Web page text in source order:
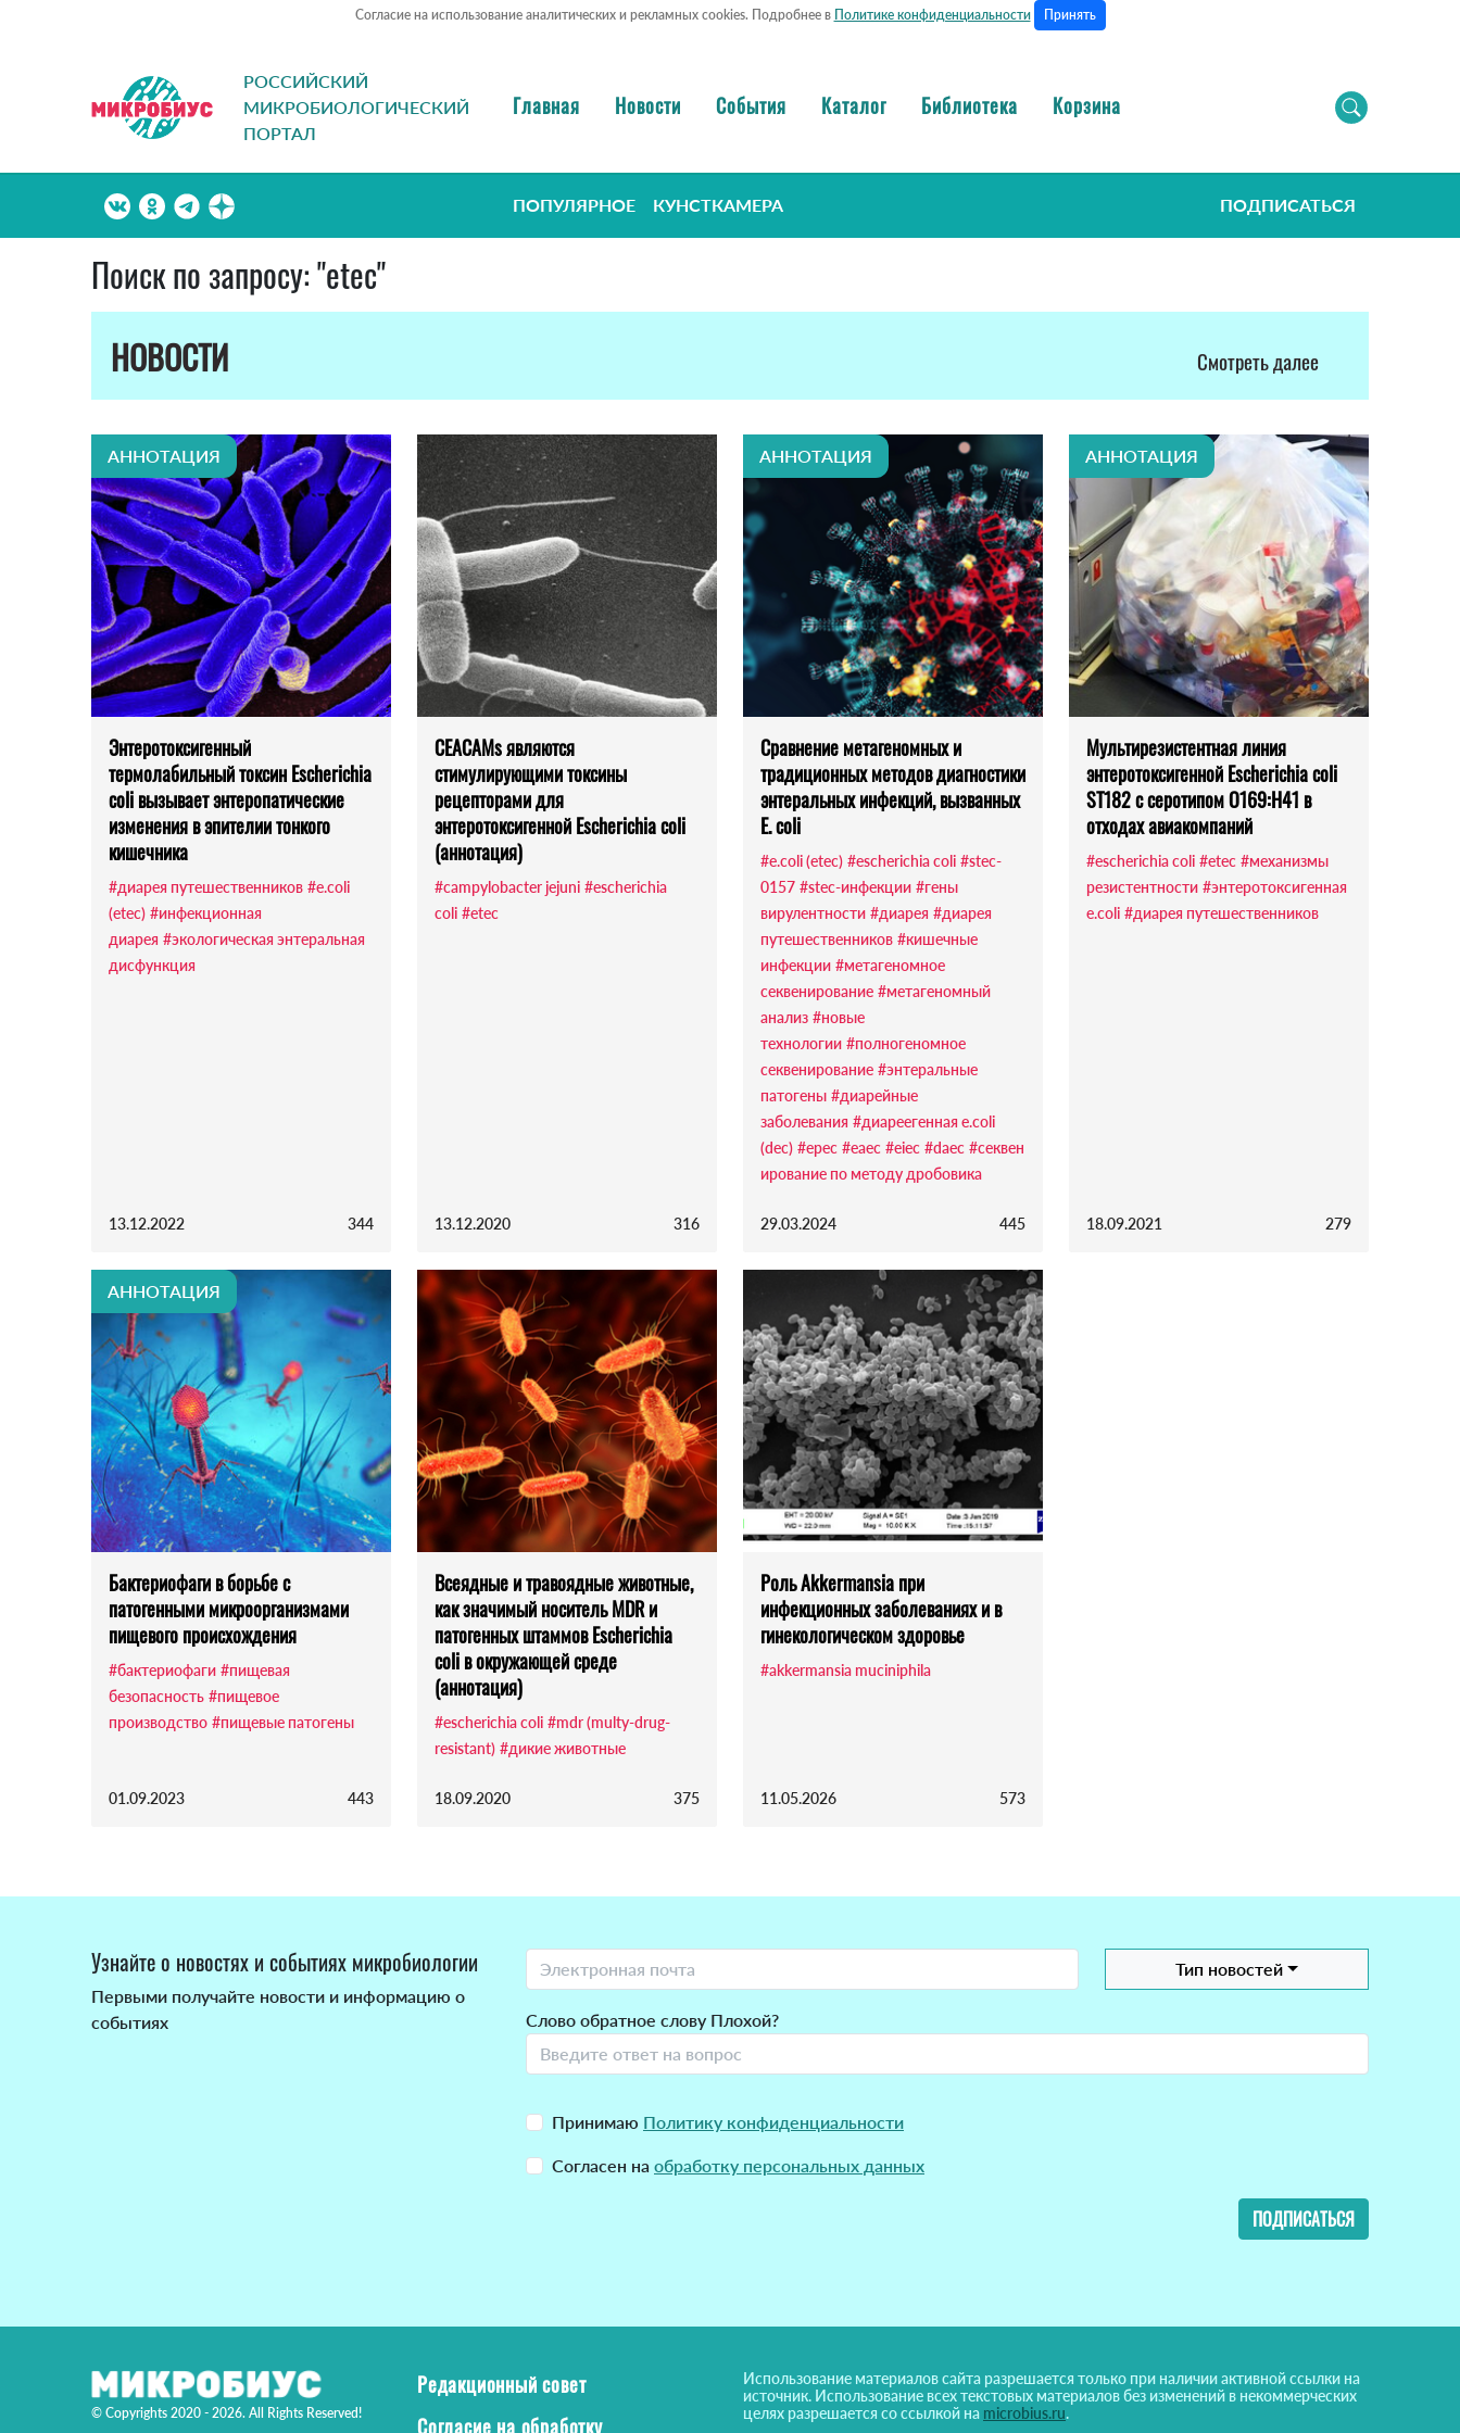
Согласие на использование аналитических и рекламных cookies. Подробнее в Политике конфиденциальности Принять
РОССИЙСКИЙ
МИКРОБИОЛОГИЧЕСКИЙ
ПОРТАЛ
Главная Новости События Каталог Библиотека Корзина
ПОПУЛЯРНОЕ КУНСТКАМЕРА ПОДПИСАТЬСЯ
Поиск по запросу: "etec"
НОВОСТИ
Смотреть далее
АННОТАЦИЯ
Энтеротоксигенный
термолабильный токсин Escherichia
coli вызывает энтеропатические
изменения в эпителии тонкого
кишечника
#диарея путешественников #e.coli
(etec) #инфекционная
диарея #экологическая энтеральная
дисфункция
13.12.2022 344
CEACAMs являются
стимулирующими токсины
рецепторами для
энтеротоксигенной Escherichia coli
(аннотация)
#campylobacter jejuni #escherichia
coli #etec
13.12.2020 316
АННОТАЦИЯ
Сравнение метагеномных и
традиционных методов диагностики
энтеральных инфекций, вызванных
E. coli
#e.coli (etec) #escherichia coli #stec-
0157 #stec-инфекции #гены
вирулентности #диарея #диарея
путешественников #кишечные
инфекции #метагеномное
секвенирование #метагеномный
анализ #новые
технологии #полногеномное
секвенирование #энтеральные
патогены #диарейные
заболевания #диареегенная e.coli
(dec) #epec #eaec #eiec #daec #секвен
ирование по методу дробовика
29.03.2024 445
АННОТАЦИЯ
Мультирезистентная линия
энтеротоксигенной Escherichia coli
ST182 с серотипом O169:H41 в
отходах авиакомпаний
#escherichia coli #etec #механизмы
резистентности #энтеротоксигенная
e.coli #диарея путешественников
18.09.2021 279
АННОТАЦИЯ
Бактериофаги в борьбе с
патогенными микроорганизмами
пищевого происхождения
#бактериофаги #пищевая
безопасность #пищевое
производство #пищевые патогены
01.09.2023 443
Всеядные и травоядные животные,
как значимый носитель MDR и
патогенных штаммов Escherichia
coli в окружающей среде
(аннотация)
#escherichia coli #mdr (multy-drug-
resistant) #дикие животные
18.09.2020 375
Роль Akkermansia при
инфекционных заболеваниях и в
гинекологическом здоровье
#akkermansia muciniphila
11.05.2026 573
Узнайте о новостях и событиях микробиологии
Первыми получайте новости и информацию о
событиях
Тип новостей
Слово обратное слову Плохой?
Принимаю Политику конфиденциальности
Согласен на обработку персональных данных
ПОДПИСАТЬСЯ
© Copyrights 2020 - 2026. All Rights Reserved!
Редакционный совет
Согласие на обработку
Использование материалов сайта разрешается только при наличии активной ссылки на
источник. Использование всех текстовых материалов без изменений в некоммерческих
целях разрешается со ссылкой на microbius.ru.